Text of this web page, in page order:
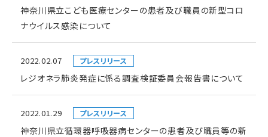
神奈川県立こども医療センターの患者及び職員の新型コロ
ナウイルス感染について
2022.02.07 プレスリリース
レジオネラ肺炎発症に係る調査検証委員会報告書について
2022.01.29 プレスリリース
神奈川県立循環器呼吸器病センターの患者及び職員等の新